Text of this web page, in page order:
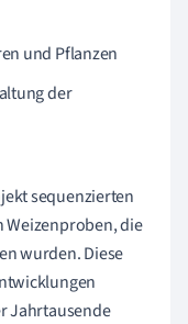
und Pflanzen
der
sequenzierten
Weizenproben, die
wurden. Diese
Jahrtausende